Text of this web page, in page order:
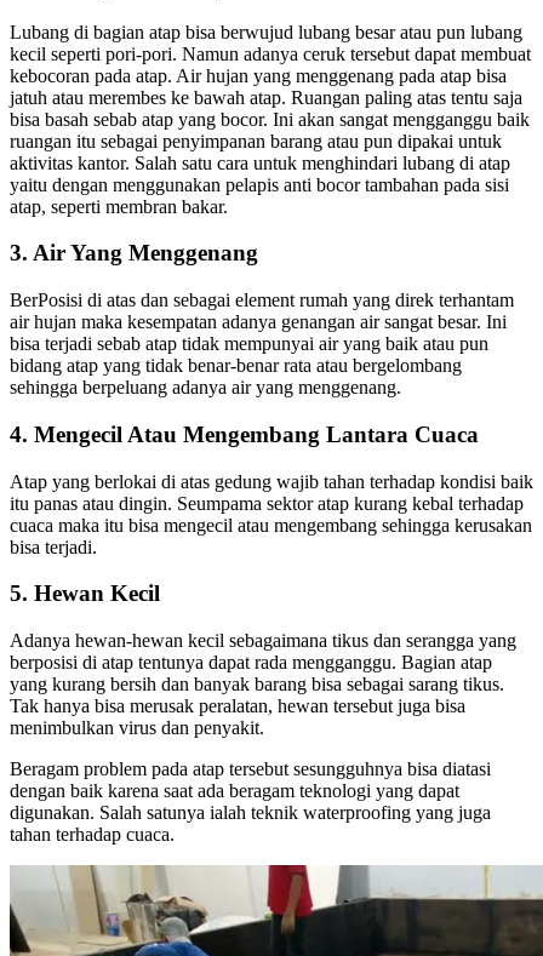
Lubang di bagian atap bisa berwujud lubang besar atau pun lubang
kecil seperti pori-pori. Namun adanya ceruk tersebut dapat membuat
kebocoran pada atap. Air hujan yang menggenang pada atap bisa
jatuh atau merembes ke bawah atap. Ruangan paling atas tentu saja
bisa basah sebab atap yang bocor. Ini akan sangat mengganggu baik
ruangan itu sebagai penyimpanan barang atau pun dipakai untuk
aktivitas kantor. Salah satu cara untuk menghindari lubang di atap
yaitu dengan menggunakan pelapis anti bocor tambahan pada sisi
atap, seperti membran bakar.
3. Air Yang Menggenang
BerPosisi di atas dan sebagai element rumah yang direk terhantam
air hujan maka kesempatan adanya genangan air sangat besar. Ini
bisa terjadi sebab atap tidak mempunyai air yang baik atau pun
bidang atap yang tidak benar-benar rata atau bergelombang
sehingga berpeluang adanya air yang menggenang.
4. Mengecil Atau Mengembang Lantara Cuaca
Atap yang berlokai di atas gedung wajib tahan terhadap kondisi baik
itu panas atau dingin. Seumpama sektor atap kurang kebal terhadap
cuaca maka itu bisa mengecil atau mengembang sehingga kerusakan
bisa terjadi.
5. Hewan Kecil
Adanya hewan-hewan kecil sebagaimana tikus dan serangga yang
berposisi di atap tentunya dapat rada mengganggu. Bagian atap
yang kurang bersih dan banyak barang bisa sebagai sarang tikus.
Tak hanya bisa merusak peralatan, hewan tersebut juga bisa
menimbulkan virus dan penyakit.
Beragam problem pada atap tersebut sesungguhnya bisa diatasi
dengan baik karena saat ada beragam teknologi yang dapat
digunakan. Salah satunya ialah teknik waterproofing yang juga
tahan terhadap cuaca.